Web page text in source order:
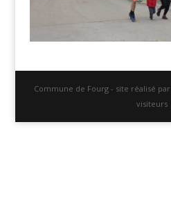
Commune de Fourg - site réalisé par
visiteurs